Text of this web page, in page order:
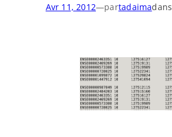
Avr 11, 2012—partadaimadans